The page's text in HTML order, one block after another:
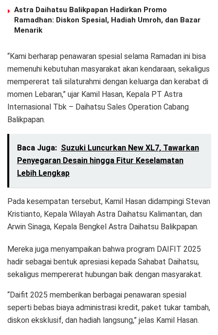
Astra Daihatsu Balikpapan Hadirkan Promo
Ramadhan: Diskon Spesial, Hadiah Umroh, dan Bazar
Menarik
“Kami berharap penawaran spesial selama Ramadan ini bisa
memenuhi kebutuhan masyarakat akan kendaraan, sekaligus
mempererat tali silaturahmi dengan keluarga dan kerabat di
momen Lebaran,” ujar Kamil Hasan, Kepala PT Astra
Internasional Tbk – Daihatsu Sales Operation Cabang
Balikpapan.
Baca Juga: Suzuki Luncurkan New XL7, Tawarkan
Penyegaran Desain hingga Fitur Keselamatan
Lebih Lengkap
Pada kesempatan tersebut, Kamil Hasan didampingi Stevan
Kristianto, Kepala Wilayah Astra Daihatsu Kalimantan, dan
Arwin Sinaga, Kepala Bengkel Astra Daihatsu Balikpapan.
Mereka juga menyampaikan bahwa program DAIFIT 2025
hadir sebagai bentuk apresiasi kepada Sahabat Daihatsu,
sekaligus mempererat hubungan baik dengan masyarakat.
“Daifit 2025 memberikan berbagai penawaran spesial
seperti bebas biaya administrasi kredit, paket tukar tambah,
diskon eksklusif, dan hadiah langsung,” jelas Kamil Hasan.